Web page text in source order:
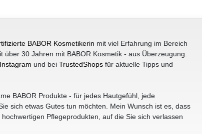
BABOR Kosmetikerin mit viel Erfahrung im Bereich
30 Jahren mit BABOR Kosmetik - aus Überzeugung.
Instagram und bei TrustedShopsfür aktuelle Tipps und
BABOR Produkte - für jedes Hautgefühl, jede
sich etwas Gutes tun möchten. Mein Wunsch ist es, dass
Pflegeprodukten, auf die Sie sich verlassen